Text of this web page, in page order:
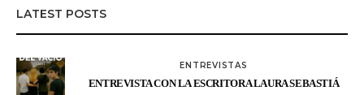
LATEST POSTS
ENTREVISTAS
ENTREVISTA CON LA ESCRITORA LAURA SEBASTIÁ